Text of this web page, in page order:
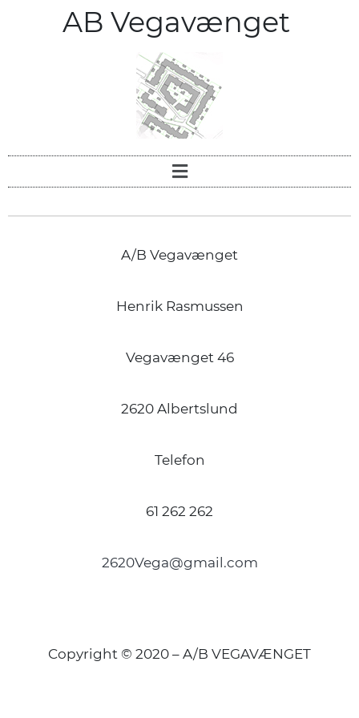
AB Vegavænget
A/B Vegavænget
Henrik Rasmussen
Vegavænget 46
2620 Albertslund
Telefon
61 262 262
2620Vega@gmail.com
Copyright © 2020 – A/B VEGAVÆNGET